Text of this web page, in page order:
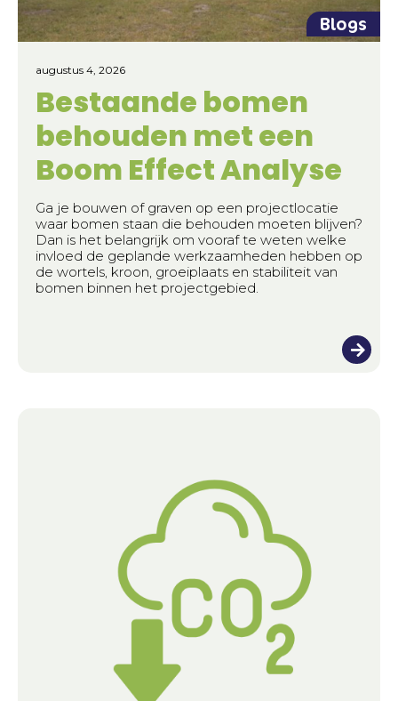
Blogs
augustus 4, 2026
Bestaande bomen
behouden met een
Boom Effect Analyse
Ga je bouwen of graven op een projectlocatie
waar bomen staan die behouden moeten blijven?
Dan is het belangrijk om vooraf te weten welke
invloed de geplande werkzaamheden hebben op
de wortels, kroon, groeiplaats en stabiliteit van
bomen binnen het projectgebied.